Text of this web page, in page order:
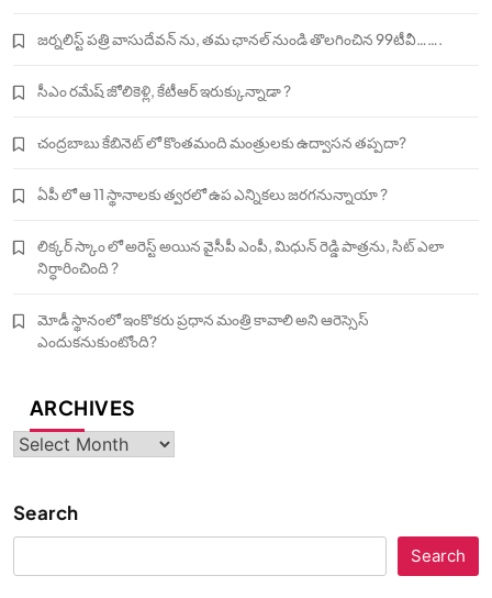
జర్నలిస్ట్ పత్రి వాసుదేవన్ ను, తమ ఛానల్ నుండి తొలగించిన 99టీవీ…….
సీఎం రమేష్ జోలికెళ్లి, కేటీఆర్ ఇరుక్కున్నాడా ?
చంద్రబాబు కేబినెట్ లో కొంతమంది మంత్రులకు ఉద్వాసన తప్పదా?
ఏపీ లో ఆ 11 స్థానాలకు త్వరలో ఉప ఎన్నికలు జరగనున్నాయా ?
లిక్కర్ స్కాం లో అరెస్ట్ అయిన వైసీపీ ఎంపీ, మిధున్ రెడ్డి పాత్రను, సిట్ ఎలా
నిర్ధారించింది ?
మోడీ స్థానంలో ఇంకొకరు ప్రధాన మంత్రి కావాలి అని ఆరెస్సెస్‌
ఎందుకనుకుంటోంది?
ARCHIVES
Archives
Search
Search